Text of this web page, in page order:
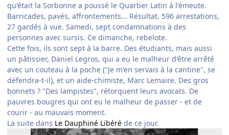
qu'était la Sorbonne a poussé le Quartier Latin à l'émeute.
Barricades, pavés, affrontements... Résultat, 596 arrestations,
27 gardés à vue. Samedi, sept condamnations à des
personnes avec sursis. Ce dimanche, rebelote.
Cette fois, ils sont sept à la barre. Des étudiants, mais aussi
un pâtissier, Daniel Legros, qui a eu le malheur d'être arrêté
avec un couteau à la poche ("Je m'en servais à la cantine", se
défendra-t-il), et un aide-chimiste, Marc Lemaire. Des gros
bonnets ? "Des lampistes", rétorquent leurs avocats. De
pauvres bougres qui ont eu le malheur de passer - et de
courir - au mauvais moment.
La suite dans Le Dauphiné Libéré de ce jour.